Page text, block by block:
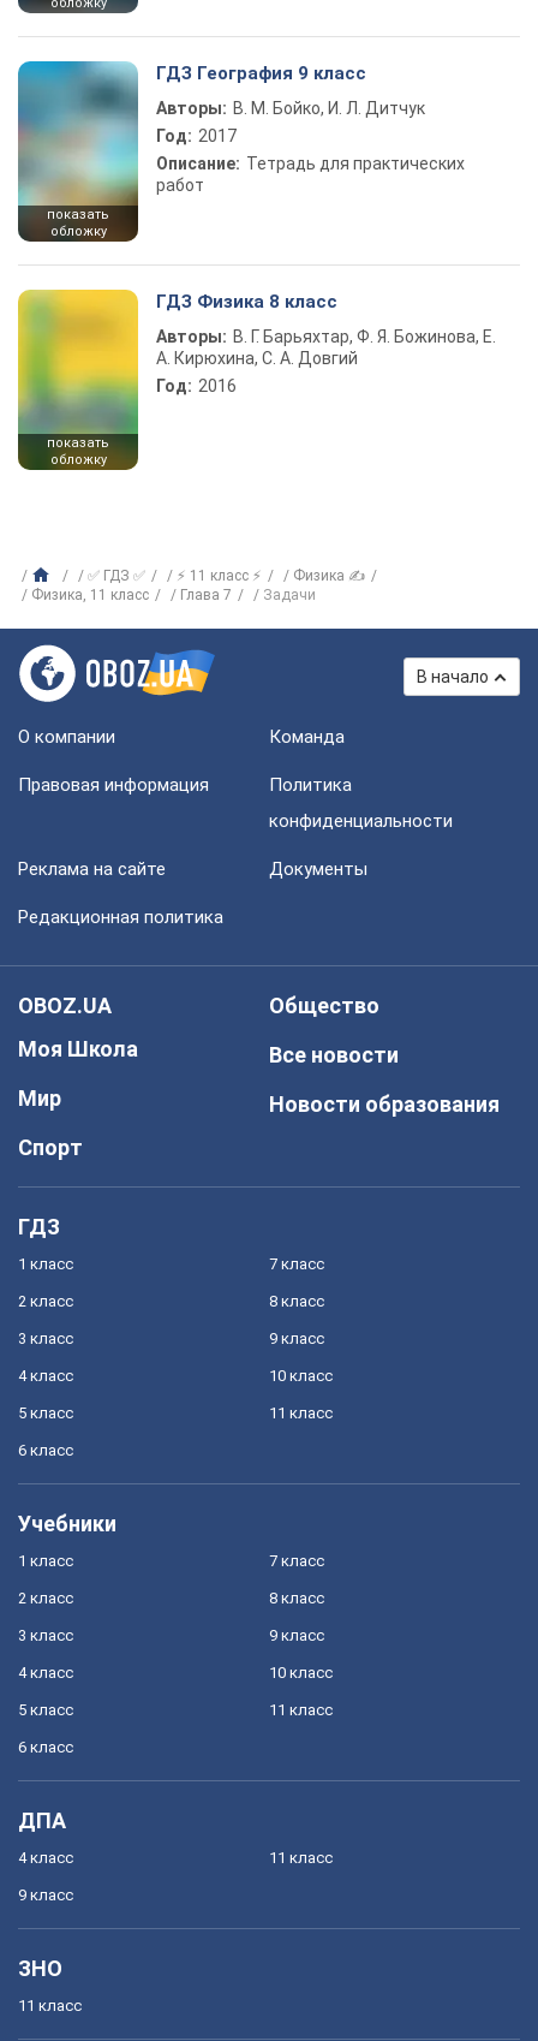
показать
обложку
ГДЗ География 9 класс
Авторы: В. М. Бойко, И. Л. Дитчук
Год: 2017
Описание: Тетрадь для практических
работ
показать
обложку
ГДЗ Физика 8 класс
Авторы: В. Г. Барьяхтар, Ф. Я. Божинова, Е.
А. Кирюхина, С. А. Довгий
Год: 2016
✅ ГДЗ ✅ ⚡ 11 класс ⚡
Физика ✍
Физика, 11 класс
Глава 7 Задачи
В начало
О компании Команда
Правовая информация
Политика
конфиденциальности
Реклама на сайте Документы
Редакционная политика
OBOZ.UA
Моя Школа
Мир
Спорт
Общество
Все новости
Новости образования
ГДЗ
1 класс
2 класс
3 класс
4 класс
5 класс
6 класс
7 класс
8 класс
9 класс
10 класс
11 класс
Учебники
1 класс
2 класс
3 класс
4 класс
5 класс
6 класс
7 класс
8 класс
9 класс
10 класс
11 класс
ДПА
4 класс
9 класс
11 класс
ЗНО
11 класс